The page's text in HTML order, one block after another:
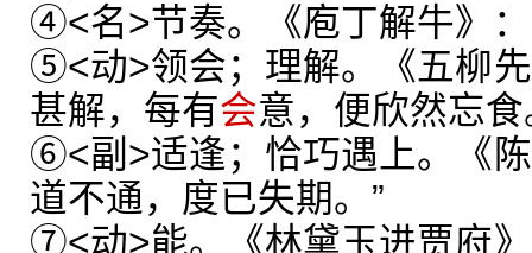
④<名>节奏。《庖丁解牛》
⑤<动>领会；理解。《五柳
甚解，每有会意，便欣然忘食
⑥<副>适逢；恰巧遇上。《
道不通，度已失期。”
⑦<动>能。《林黛玉进贾府